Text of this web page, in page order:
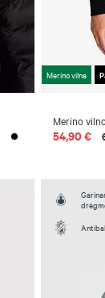
Merino vilna
Merino
54,90 €